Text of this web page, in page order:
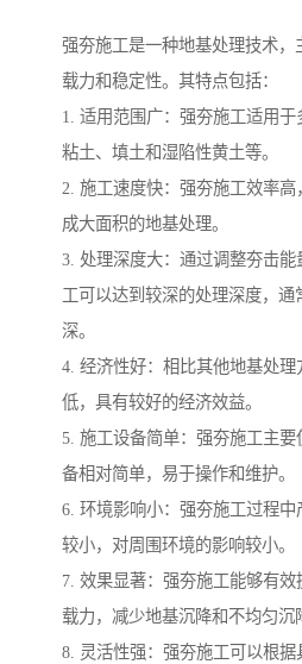
强夯施工是一种地基处理技术，
载力和稳定性。其特点包括：
1. 适用范围广：强夯施工适用于
粘土、填土和湿陷性黄土等。
2. 施工速度快：强夯施工效率
成大面积的地基处理。
3. 处理深度大：通过调整夯击
工可以达到较深的处理深度，通
深。
4. 经济性好：相比其他地基处
低，具有较好的经济效益。
5. 施工设备简单：强夯施工主
备相对简单，易于操作和维护。
6. 环境影响小：强夯施工过程
较小，对周围环境的影响较小。
7. 效果显著：强夯施工能够有
载力，减少地基沉降和不均匀沉
8. 灵活性强：强夯施工可以根